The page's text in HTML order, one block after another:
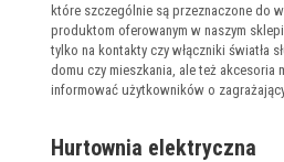
które szczególnie są przeznaczone do
produktom oferowanym w naszym
tylko na kontakty czy włączniki światła
domu czy mieszkania, ale też akcesoria
informować użytkowników o
Hurtownia elektryczna